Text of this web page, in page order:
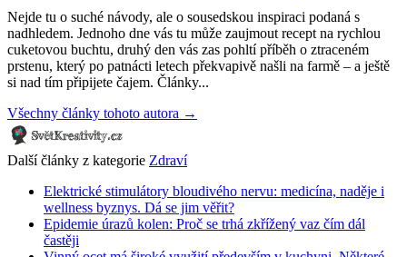
Nejde tu o suché návody, ale o sousedskou inspiraci podaná s
nadhledem. Jednoho dne vás tu může zaujmout recept na rychlou
cuketovou buchtu, druhý den vás zas pohltí příběh o ztraceném
prstenu, který po patnácti letech překvapivě našli na farmě – a ještě
si nad tím připijete čajem. Články...
Všechny články tohoto autora →
Další články z kategorie Zdraví
Elektrické stimulátory bloudivého nervu: medicína, naděje i
wellness byznys. Dá se jim věřit?
Epidemie úrazů kolen: Proč se trhá zkřížený vaz čím dál
častěji